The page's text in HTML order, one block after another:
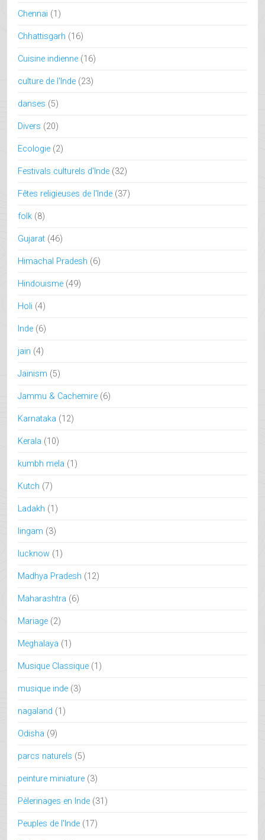
Chennai (1)
Chhattisgarh (16)
Cuisine indienne (16)
culture de l'Inde (23)
danses (5)
Divers (20)
Ecologie (2)
Festivals culturels d'Inde (32)
Fêtes religieuses de l'Inde (37)
folk (8)
Gujarat (46)
Himachal Pradesh (6)
Hindouisme (49)
Holi (4)
Inde (6)
jain (4)
Jainism (5)
Jammu & Cachemire (6)
Karnataka (12)
Kerala (10)
kumbh mela (1)
Kutch (7)
Ladakh (1)
lingam (3)
lucknow (1)
Madhya Pradesh (12)
Maharashtra (6)
Mariage (2)
Meghalaya (1)
Musique Classique (1)
musique inde (3)
nagaland (1)
Odisha (9)
parcs naturels (5)
peinture miniature (3)
Pèlerinages en Inde (31)
Peuples de l'Inde (17)